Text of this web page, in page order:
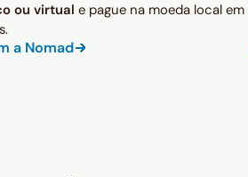
ou virtual e pague na moeda local em
a Nomad